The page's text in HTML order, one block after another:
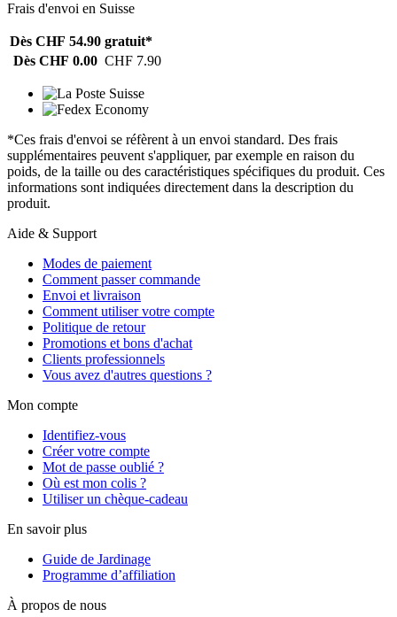
Frais d'envoi en Suisse
Dès CHF 54.90 gratuit*
Dès CHF 0.00 CHF 7.90
*Ces frais d'envoi se réfèrent à un envoi standard. Des frais
supplémentaires peuvent s'appliquer, par exemple en raison du
poids, de la taille ou des caractéristiques spécifiques du produit. Ces
informations sont indiquées directement dans la description du
produit.
Aide & Support
Modes de paiement
Comment passer commande
Envoi et livraison
Comment utiliser votre compte
Politique de retour
Promotions et bons d'achat
Clients professionnels
Vous avez d'autres questions ?
Mon compte
Identifiez-vous
Créer votre compte
Mot de passe oublié ?
Où est mon colis ?
Utiliser un chèque-cadeau
En savoir plus
Guide de Jardinage
Programme d’affiliation
À propos de nous